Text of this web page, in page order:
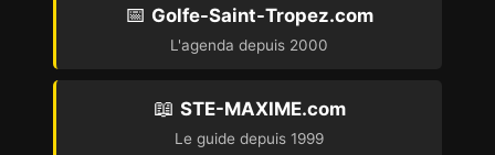
📅 Golfe-Saint-Tropez.com
L'agenda depuis 2000
📖 STE-MAXIME.com
Le guide depuis 1999